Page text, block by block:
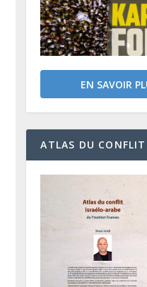
EN SAVOIR
ATLAS DU